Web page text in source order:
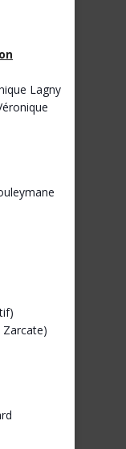
Lagny
Zarcate)